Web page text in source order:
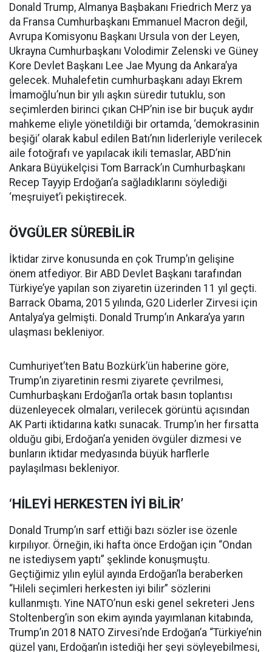
Donald Trump, Almanya Başbakanı Friedrich Merz ya
da Fransa Cumhurbaşkanı Emmanuel Macron değil,
Avrupa Komisyonu Başkanı Ursula von der Leyen,
Ukrayna Cumhurbaşkanı Volodimir Zelenski ve Güney
Kore Devlet Başkanı Lee Jae Myung da Ankara’ya
gelecek. Muhalefetin cumhurbaşkanı adayı Ekrem
İmamoğlu’nun bir yılı aşkın süredir tutuklu, son
seçimlerden birinci çıkan CHP’nin ise bir buçuk aydır
mahkeme eliyle yönetildiği bir ortamda, ‘demokrasinin
beşiği’ olarak kabul edilen Batı’nın liderleriyle verilecek
aile fotoğrafı ve yapılacak ikili temaslar, ABD’nin
Ankara Büyükelçisi Tom Barrack’ın Cumhurbaşkanı
Recep Tayyip Erdoğan’a sağladıklarını söylediği
‘meşruiyet’i pekiştirecek.
ÖVGÜLER SÜREBİLİR
İktidar zirve konusunda en çok Trump’ın gelişine
önem atfediyor. Bir ABD Devlet Başkanı tarafından
Türkiye’ye yapılan son ziyaretin üzerinden 11 yıl geçti.
Barrack Obama, 2015 yılında, G20 Liderler Zirvesi için
Antalya’ya gelmişti. Donald Trump’ın Ankara’ya yarın
ulaşması bekleniyor.
Cumhuriyet’ten Batu Bozkürk’ün haberine göre,
Trump’ın ziyaretinin resmi ziyarete çevrilmesi,
Cumhurbaşkanı Erdoğan’la ortak basın toplantısı
düzenleyecek olmaları, verilecek görüntü açısından
AK Parti iktidarına katkı sunacak. Trump’ın her fırsatta
olduğu gibi, Erdoğan’a yeniden övgüler dizmesi ve
bunların iktidar medyasında büyük harflerle
paylaşılması bekleniyor.
‘HİLEYİ HERKESTEN İYİ BİLİR’
Donald Trump’ın sarf ettiği bazı sözler ise özenle
kırpılıyor. Örneğin, iki hafta önce Erdoğan için “Ondan
ne istediysem yaptı” şeklinde konuşmuştu.
Geçtiğimiz yılın eylül ayında Erdoğan’la beraberken
“Hileli seçimleri herkesten iyi bilir” sözlerini
kullanmıştı. Yine NATO’nun eski genel sekreteri Jens
Stoltenberg’in son ekim ayında yayımlanan kitabında,
Trump’ın 2018 NATO Zirvesi’nde Erdoğan’a “Türkiye’nin
güzel yanı, Erdoğan’ın istediği her şeyi söyleyebilmesi,